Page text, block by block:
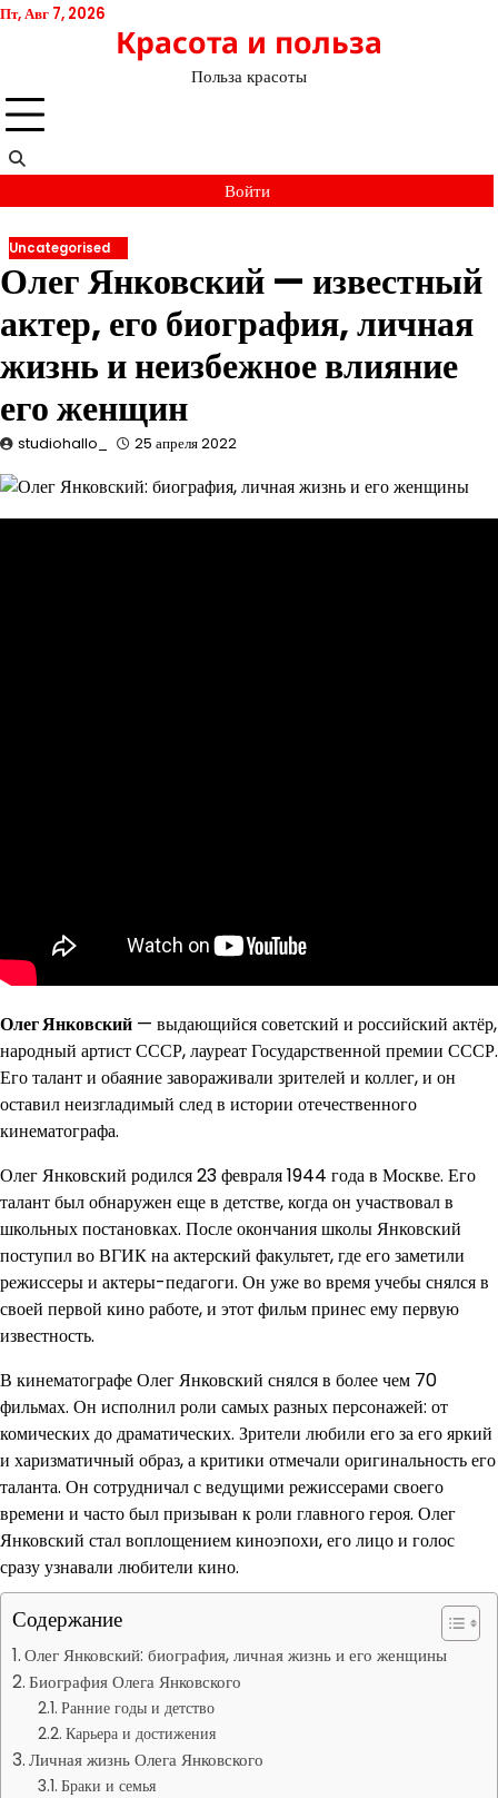
Перейти
Пт, Авг 7, 2026
Красота и польза
Польза красоты
Войти
Uncategorised
Олег Янковский — известный
актер, его биография, личная
жизнь и неизбежное влияние
его женщин
studiohallo_ 25 апреля 2022
Олег Янковский — выдающийся советский и российский актёр,
народный артист СССР, лауреат Государственной премии СССР.
Его талант и обаяние завораживали зрителей и коллег, и он
оставил неизгладимый след в истории отечественного
кинематографа.
Олег Янковский родился 23 февраля 1944 года в Москве. Его
талант был обнаружен еще в детстве, когда он участвовал в
школьных постановках. После окончания школы Янковский
поступил во ВГИК на актерский факультет, где его заметили
режиссеры и актеры-педагоги. Он уже во время учебы снялся в
своей первой кино работе, и этот фильм принес ему первую
известность.
В кинематографе Олег Янковский снялся в более чем 70
фильмах. Он исполнил роли самых разных персонажей: от
комических до драматических. Зрители любили его за его яркий
и харизматичный образ, а критики отмечали оригинальность его
таланта. Он сотрудничал с ведущими режиссерами своего
времени и часто был призыван к роли главного героя. Олег
Янковский стал воплощением киноэпохи, его лицо и голос
сразу узнавали любители кино.
Содержание
Олег Янковский: биография, личная жизнь и его женщины
Биография Олега Янковского
Ранние годы и детство
Карьера и достижения
Личная жизнь Олега Янковского
Браки и семья